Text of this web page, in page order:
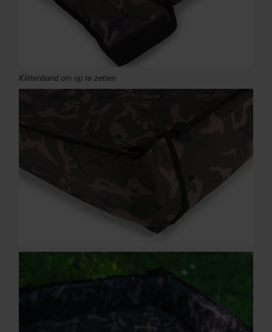
Klittenband om op te zetten